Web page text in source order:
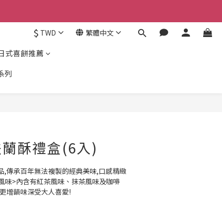
$ TWD 繁體中文
式喜餅推薦
列
酥禮盒(6入)
,傳承百年無法複製的經典美味,口感精緻
味>內含有紅茶風味、抹茶風味及咖啡
增韻味深受大人喜愛!